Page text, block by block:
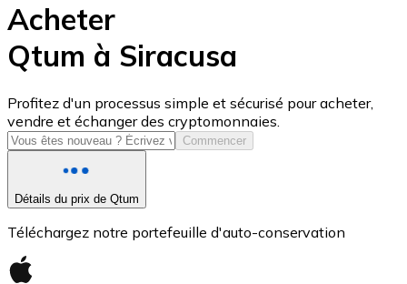
USD Coin
USDC
Acheter
Qtum à Siracusa
Profitez d'un processus simple et sécurisé pour acheter,
vendre et échanger des cryptomonnaies.
Commencer
Détails du prix de Qtum
Téléchargez notre portefeuille d'auto-conservation